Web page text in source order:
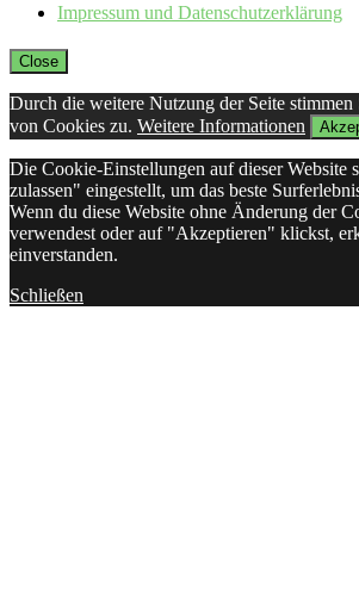
Impressum und Datenschutzerklärung
Close
Durch die weitere Nutzung der Seite
von Cookies zu. Weitere Informationen
Die Cookie-Einstellungen auf dieser Website
zulassen" eingestellt, um das beste
Wenn du diese Website ohne Änderung der
verwendest oder auf "Akzeptieren" klickst,
einverstanden.
Schließen